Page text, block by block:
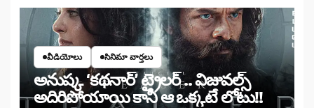
వీడియోలు సినిమా వార్తలు
అనుష్క ‘కథనార్’ ట్రైలర్ .. విజువల్స్
అదిరిపోయాయి కానీ ఆ ఒక్కటే లోటు!!